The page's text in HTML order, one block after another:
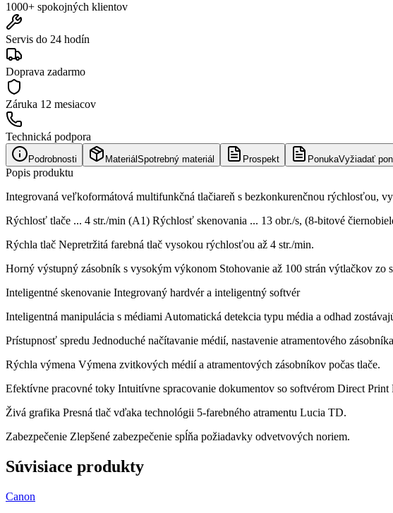
1000+ spokojných klientov
Servis do 24 hodín
Doprava zadarmo
Záruka 12 mesiacov
Technická podpora
Podrobnosti Materiál Spotrebný materiál Prospekt PonukaVyžiadať
Popis produktu
Integrovaná veľkoformátová multifunkčná tlačiareň s bezkonkurenčnou rýchlosťou,
Rýchlosť tlače ... 4 str./min (A1) Rýchlosť skenovania ... 13 obr./s, (8-bitové
Rýchla tlač Nepretržitá farebná tlač vysokou rýchlosťou až 4 str./min.
Horný výstupný zásobník s vysokým výkonom Stohovanie až 100 strán výtlačkov
Inteligentné skenovanie Integrovaný hardvér a inteligentný softvér
Inteligentná manipulácia s médiami Automatická detekcia typu média a odhad
Prístupnosť spredu Jednoduché načítavanie médií, nastavenie atramentového
Rýchla výmena Výmena zvitkových médií a atramentových zásobníkov počas tlače.
Efektívne pracovné toky Intuitívne spracovanie dokumentov so softvérom Direct Print
Živá grafika Presná tlač vďaka technológii 5-farebného atramentu Lucia TD.
Zabezpečenie Zlepšené zabezpečenie spĺňa požiadavky odvetvových noriem.
Súvisiace produkty
Canon